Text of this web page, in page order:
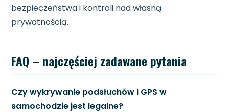
bezpieczeństwa i kontroli nad własną
prywatnością.
FAQ – najczęściej zadawane pytania
Czy wykrywanie podsłuchów i GPS w
samochodzie jest legalne?